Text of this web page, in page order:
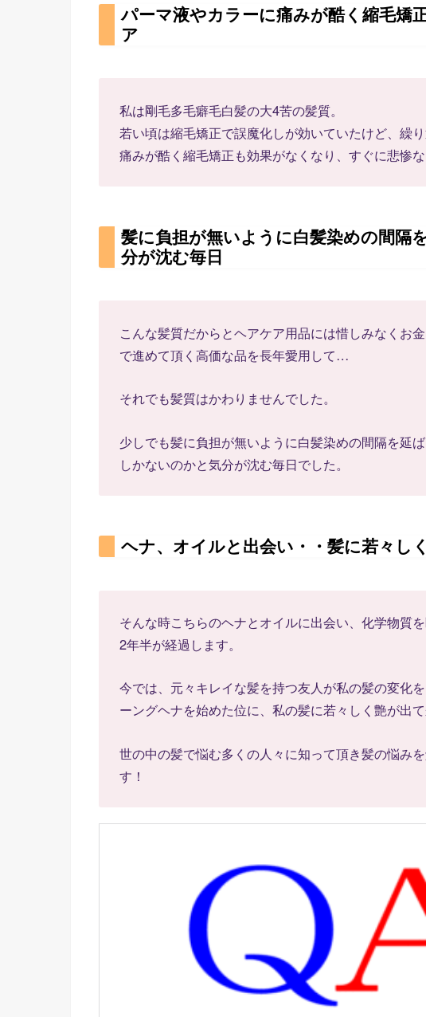
パーマ液やカラーに痛みが酷く縮毛矯
ア
私は剛毛多毛癖毛白髪の大4苦の髪質。
若い頃は縮毛矯正で誤魔化しが効いていたけど、繰
痛みが酷く縮毛矯正も効果がなくなり、すぐに悲惨な
髪に負担が無いように白髪染めの間隔
分が沈む毎日
こんな髪質だからとヘアケア用品には惜しみなくお
で進めて頂く高価な品を長年愛用して…
それでも髪質はかわりませんでした。
少しでも髪に負担が無いように白髪染めの間隔を延
しかないのかと気分が沈む毎日でした。
ヘナ、オイルと出会い・・髪に若々し
そんな時こちらのヘナとオイルに出会い、化学物質
2年半が経過します。
今では、元々キレイな髪を持つ友人が私の髪の変化
ーングヘナを始めた位に、私の髪に若々しく艶が出て
世の中の髪で悩む多くの人々に知って頂き髪の悩み
す！